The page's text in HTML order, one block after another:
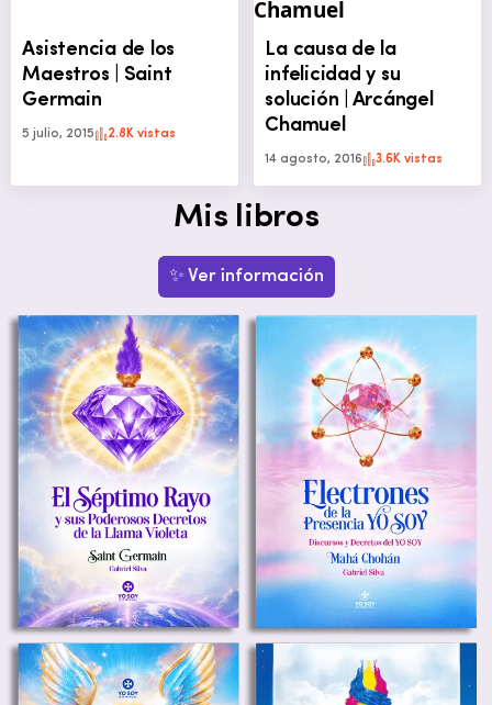
Asistencia de los
Maestros | Saint
Germain
5 julio, 2015 2.8K vistas
La causa de la
infelicidad y su
solución | Arcángel
Chamuel
14 agosto, 2016 3.6K vistas
Mis libros
✨ Ver información